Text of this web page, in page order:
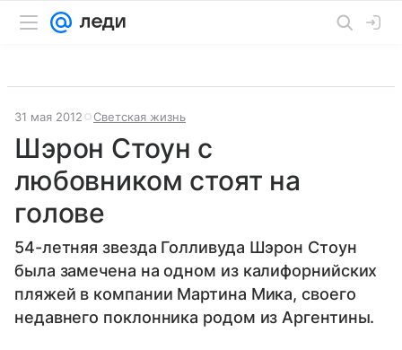
31 мая 2012 Светская жизнь
Шэрон Стоун с
любовником стоят на
голове
54-летняя звезда Голливуда Шэрон Стоун
была замечена на одном из калифорнийских
пляжей в компании Мартина Мика, своего
недавнего поклонника родом из Аргентины.